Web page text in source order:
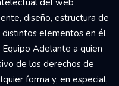
diseño, estructura de
distintos elementos en él
Adelante a quien
de los derechos de
forma y, en especial,